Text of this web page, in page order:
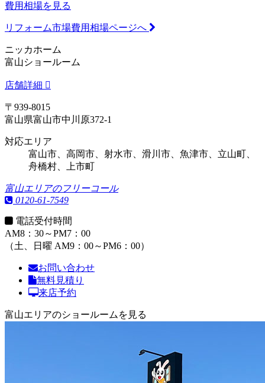
費用相場を見る
リフォーム市場費用相場ページへ
ニッカホーム
富山ショールーム
店舗詳細
〒939-8015
富山県富山市中川原372-1
対応エリア
富山市、高岡市、射水市、滑川市、魚津市、立山町、
舟橋村、上市町
富山エリアのフリーコール
0120-61-7549
電話受付時間
AM8：30～PM7：00
（土、日曜 AM9：00～PM6：00）
お問い合わせ
無料見積り
来店予約
富山エリアのショールームを見る